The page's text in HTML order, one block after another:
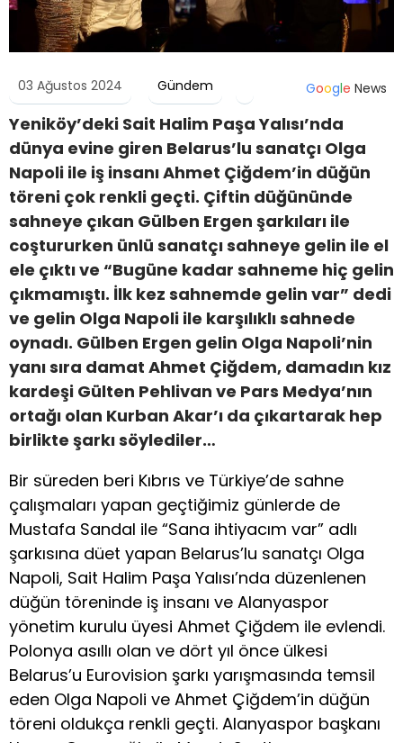
03 Ağustos 2024 Gündem Google News
Yeniköy’deki Sait Halim Paşa Yalısı’nda
dünya evine giren Belarus’lu sanatçı Olga
Napoli ile iş insanı Ahmet Çiğdem’in düğün
töreni çok renkli geçti. Çiftin düğününde
sahneye çıkan Gülben Ergen şarkıları ile
coştururken ünlü sanatçı sahneye gelin ile el
ele çıktı ve “Bugüne kadar sahneme hiç gelin
çıkmamıştı. İlk kez sahnemde gelin var” dedi
ve gelin Olga Napoli ile karşılıklı sahnede
oynadı. Gülben Ergen gelin Olga Napoli’nin
yanı sıra damat Ahmet Çiğdem, damadın kız
kardeşi Gülten Pehlivan ve Pars Medya’nın
ortağı olan Kurban Akar’ı da çıkartarak hep
birlikte şarkı söylediler…
Bir süreden beri Kıbrıs ve Türkiye’de sahne
çalışmaları yapan geçtiğimiz günlerde de
Mustafa Sandal ile “Sana ihtiyacım var” adlı
şarkısına düet yapan Belarus’lu sanatçı Olga
Napoli, Sait Halim Paşa Yalısı’nda düzenlenen
düğün töreninde iş insanı ve Alanyaspor
yönetim kurulu üyesi Ahmet Çiğdem ile evlendi.
Polonya asıllı olan ve dört yıl önce ülkesi
Belarus’u Eurovision şarkı yarışmasında temsil
eden Olga Napoli ve Ahmet Çiğdem’in düğün
töreni oldukça renkli geçti. Alanyaspor başkanı